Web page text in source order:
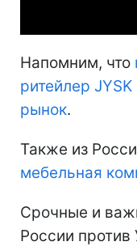
Напомним, что
ритейлер
рынок.
Также из
мебельная
Срочные и
России против